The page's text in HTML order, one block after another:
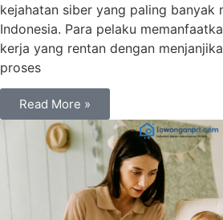
kejahatan siber yang paling banyak
Indonesia. Para pelaku
kerja yang rentan dengan
proses
Read More »